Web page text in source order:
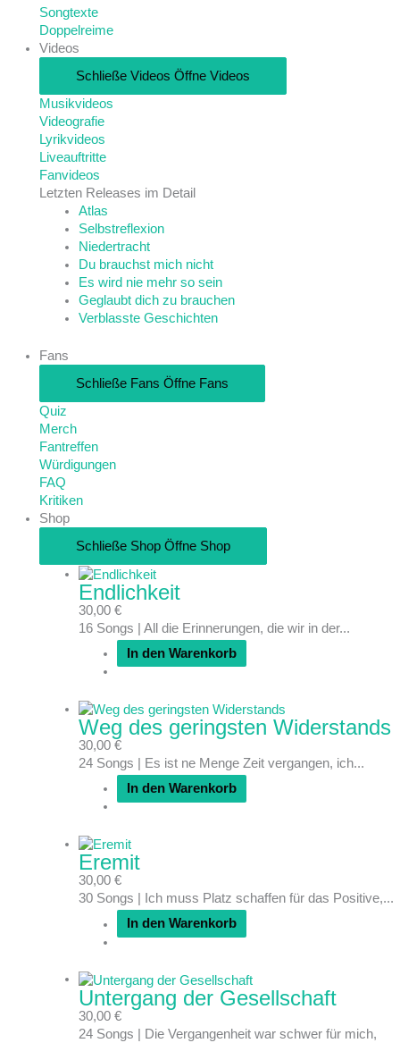
Songtexte
Doppelreime
Videos
Schließe Videos Öffne Videos
Musikvideos
Videografie
Lyrikvideos
Liveauftritte
Fanvideos
Letzten Releases im Detail
Atlas
Selbstreflexion
Niedertracht
Du brauchst mich nicht
Es wird nie mehr so sein
Geglaubt dich zu brauchen
Verblasste Geschichten
Fans
Schließe Fans Öffne Fans
Quiz
Merch
Fantreffen
Würdigungen
FAQ
Kritiken
Shop
Schließe Shop Öffne Shop
Endlichkeit
30,00 €
16 Songs | All die Erinnerungen, die wir in der...
In den Warenkorb
Weg des geringsten Widerstands
30,00 €
24 Songs | Es ist ne Menge Zeit vergangen, ich...
In den Warenkorb
Eremit
30,00 €
30 Songs | Ich muss Platz schaffen für das Positive,...
In den Warenkorb
Untergang der Gesellschaft
30,00 €
24 Songs | Die Vergangenheit war schwer für mich,